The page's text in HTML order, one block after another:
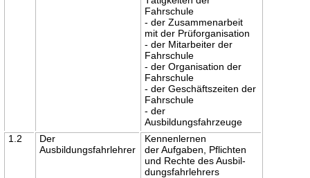
Fahrschule
- der Zusammenarbeit
mit der Prüforganisation
- der Mitarbeiter der
Fahrschule
- der Organisation der
Fahrschule
- der Geschäftszeiten der
Fahrschule
- der
Ausbildungsfahrzeuge
1.2
Der
Ausbildungsfahrlehrer
Kennenlernen
der Aufgaben, Pflichten
und Rechte des Ausbil-
dungsfahrlehrers